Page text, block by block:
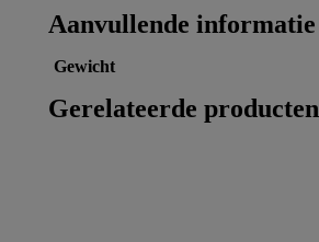
Aanvullende informatie
Gewicht
Gerelateerde producten